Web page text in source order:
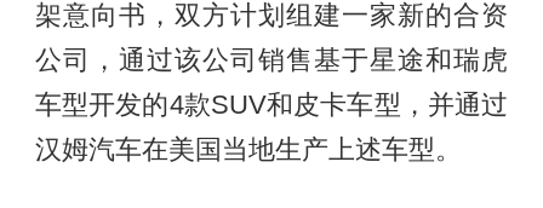
架意向书，双方计划组建一家新的合资
公司，通过该公司销售基于星途和瑞虎
车型开发的4款SUV和皮卡车型，并通过
汉姆汽车在美国当地生产上述车型。